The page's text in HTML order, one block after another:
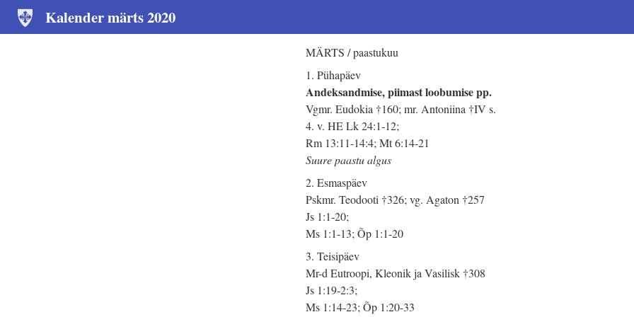
Kalender märts 2020
MÄRTS / paastukuu
1. Pühapäev
Andeksandmise, piimast loobumise pp.
Vgmr. Eudokia †160; mr. Antoniina †IV s.
4. v. HE Lk 24:1-12;
Rm 13:11-14:4; Mt 6:14-21
Suure paastu algus
2. Esmaspäev
Pskmr. Teodooti †326; vg. Agaton †257
Js 1:1-20;
Ms 1:1-13; Õp 1:1-20
3. Teisipäev
Mr-d Eutroopi, Kleonik ja Vasilisk †308
Js 1:19-2:3;
Ms 1:14-23; Õp 1:20-33